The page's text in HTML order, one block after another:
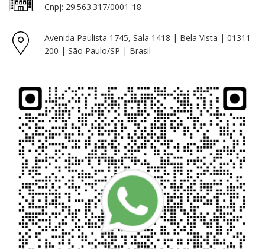
Cnpj: 29.563.317/0001-18
Avenida Paulista 1745, Sala 1418 | Bela Vista | 01311-
200 | São Paulo/SP | Brasil